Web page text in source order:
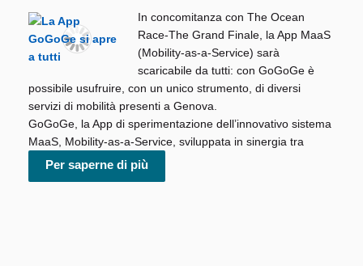
In concomitanza con The Ocean
Race-The Grand Finale, la App MaaS
(Mobility-as-a-Service) sarà
scaricabile da tutti: con GoGoGe è
possibile usufruire, con un unico strumento, di diversi
servizi di mobilità presenti a Genova.
GoGoGe, la App di sperimentazione dell’innovativo sistema
MaaS, Mobility-as-a-Service, sviluppata in sinergia tra
Per saperne di più